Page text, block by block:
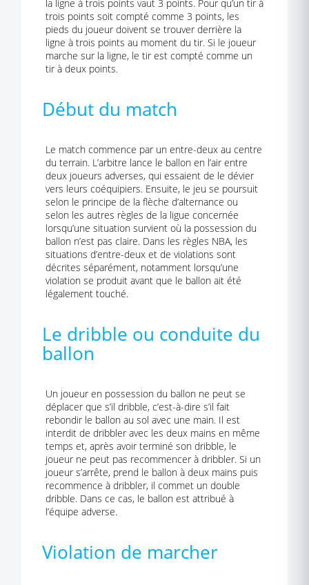
la ligne à trois points vaut 3 points. Pour qu’un tir à
trois points soit compté comme 3 points, les
pieds du joueur doivent se trouver derrière la
ligne à trois points au moment du tir. Si le joueur
marche sur la ligne, le tir est compté comme un
tir à deux points.
Début du match
Le match commence par un entre-deux au centre
du terrain. L’arbitre lance le ballon en l’air entre
deux joueurs adverses, qui essaient de le dévier
vers leurs coéquipiers. Ensuite, le jeu se poursuit
selon le principe de la flèche d’alternance ou
selon les autres règles de la ligue concernée
lorsqu’une situation survient où la possession du
ballon n’est pas claire. Dans les règles NBA, les
situations d’entre-deux et de violations sont
décrites séparément, notamment lorsqu’une
violation se produit avant que le ballon ait été
légalement touché.
Le dribble ou conduite du
ballon
Un joueur en possession du ballon ne peut se
déplacer que s’il dribble, c’est-à-dire s’il fait
rebondir le ballon au sol avec une main. Il est
interdit de dribbler avec les deux mains en même
temps et, après avoir terminé son dribble, le
joueur ne peut pas recommencer à dribbler. Si un
joueur s’arrête, prend le ballon à deux mains puis
recommence à dribbler, il commet un double
dribble. Dans ce cas, le ballon est attribué à
l’équipe adverse.
Violation de marcher